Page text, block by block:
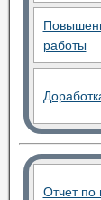
работы
Отчет по